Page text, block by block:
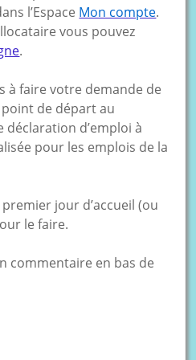
l’Espace Mon compte.
vous pouvez
.
à faire votre demande de
de départ au
déclaration d’emploi à
pour les emplois de la
jour d’accueil (ou
le faire.
commentaire en bas de